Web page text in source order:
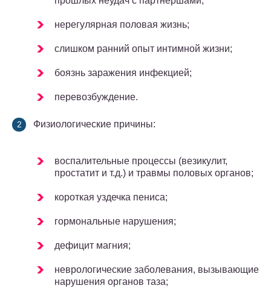
нерегулярная половая жизнь;
слишком ранний опыт интимной жизни;
боязнь заражения инфекцией;
перевозбуждение.
Физиологические причины:
воспалительные процессы (везикулит,
простатит и т.д.) и травмы половых органов;
короткая уздечка пениса;
гормональные нарушения;
дефицит магния;
неврологические заболевания, вызывающие
нарушения органов таза;